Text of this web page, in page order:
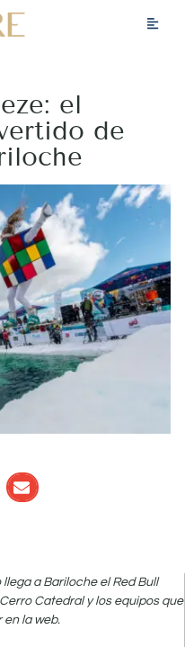
el
de
a Bariloche el Red Bull
Catedral y los equipos que
la web.